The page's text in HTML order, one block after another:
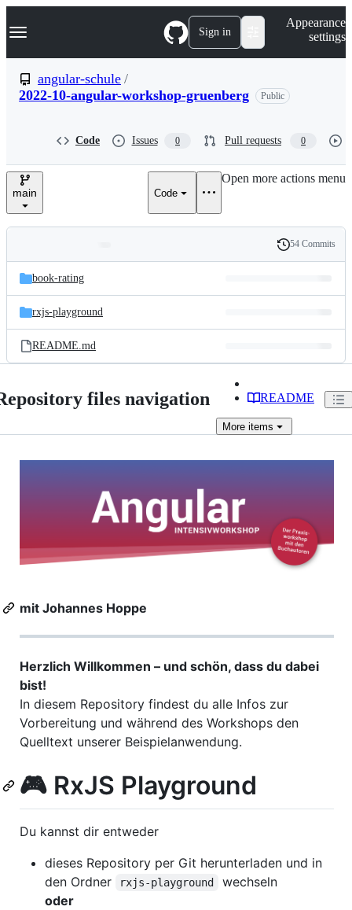
k
p
n
Navigation Menu Sign in
Appearance
settings
angular-schule /
2022-10-angular-workshop-gruenberg
Public
Code Issues 0 Pull requests 0
main Code
Open more actions menu
and
files
Latest
commit
History
54 Commits
book-rating
rxjs-playground
README.md
files navigation README
More items
mit Johannes Hoppe
Herzlich Willkommen – und schön, dass du dabei
bist!
In diesem Repository findest du alle Infos zur
Vorbereitung und während des Workshops den
Quelltext unserer Beispielanwendung.
🎮 RxJS Playground
Du kannst dir entweder
dieses Repository per Git herunterladen und in
den Ordner
rxjs-playground
wechseln
oder